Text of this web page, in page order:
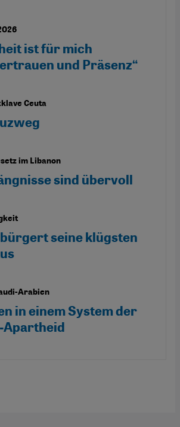
ist für mich
und Präsenz“
Ceuta
im Libanon
sind übervoll
seine klügsten
Arabien
in einem System der
Apartheid